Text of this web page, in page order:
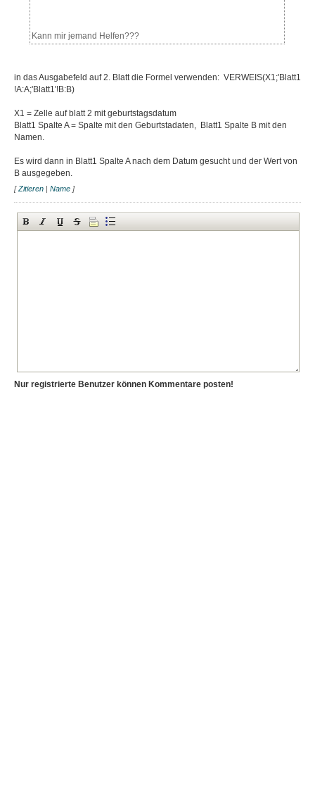
Kann mir jemand Helfen???
in das Ausgabefeld auf 2. Blatt die Formel verwenden: VERWEIS(X1;'Blatt1
!A:A;'Blatt1'!B:B)
X1 = Zelle auf blatt 2 mit geburtstagsdatum
Blatt1 Spalte A = Spalte mit den Geburtstadaten, Blatt1 Spalte B mit den
Namen.
Es wird dann in Blatt1 Spalte A nach dem Datum gesucht und der Wert von
B ausgegeben.
[Zitieren | Name ]
Nur registrierte Benutzer können Kommentare posten!